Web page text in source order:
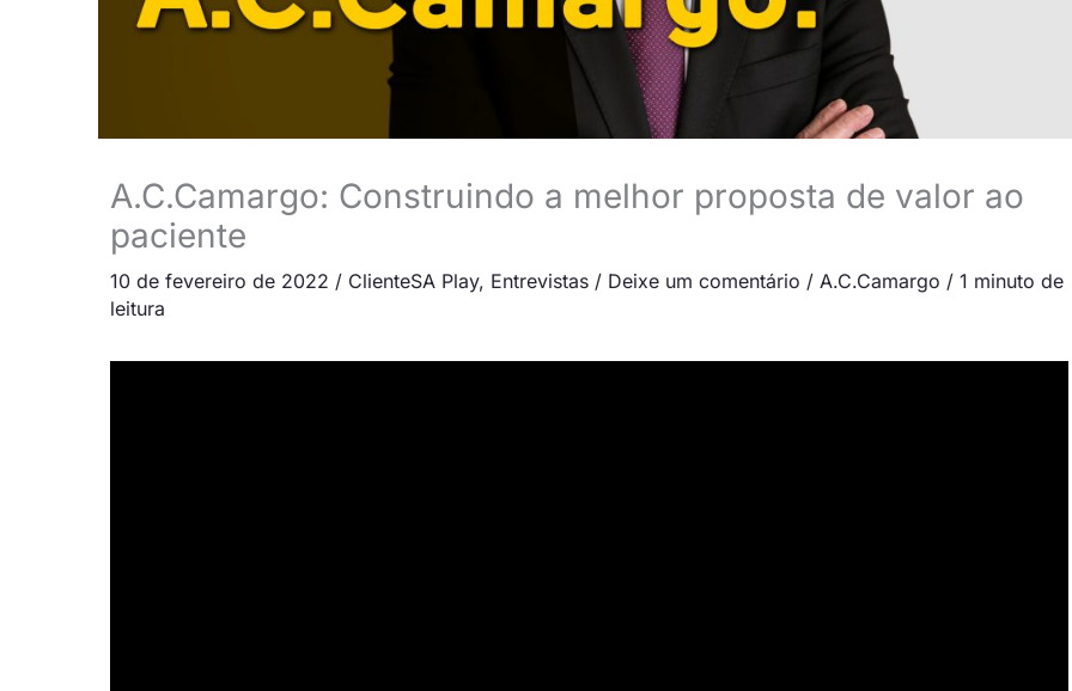
A.C.Camargo: Construindo a melhor proposta de valor ao
paciente
10 de fevereiro de 2022 / ClienteSA Play, Entrevistas / Deixe um comentário / A.C.Camargo / 1 minuto de
leitura